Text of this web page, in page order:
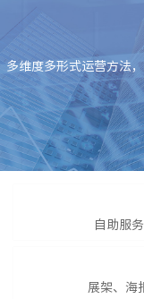
多维度多形式运营方法
自助服
展架、海